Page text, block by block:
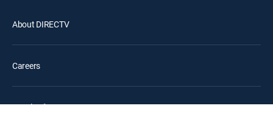
About DIRECTV
Careers
Legal policy center